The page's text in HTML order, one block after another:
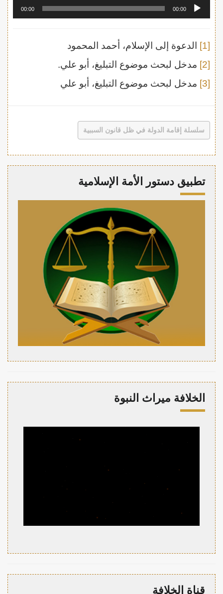
مشغل
00:00
00:00
[1]
الدعوة إلى الإسلام، أحمد المحمود
[2]
مدخل لبحث موضوع التبليغ، أبو علي.
[3]
مدخل لبحث موضوع التبليغ، أبو علي
سلسلة إقامة الدولة في ظل قانون السببية
تطبيق دستور الأمة الإسلامية
الخلافة ميراث النبوة
قناة الخلافة